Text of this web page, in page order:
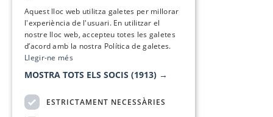
Aquest lloc web utilitza galetes per millorar
l'experiència de l'usuari. En utilitzar el
nostre lloc web, accepteu totes les galetes
d’acord amb la nostra Política de galetes.
Llegir-ne més
MOSTRA TOTS ELS SOCIS (1913) →
ESTRICTAMENT NECESSÀRIES